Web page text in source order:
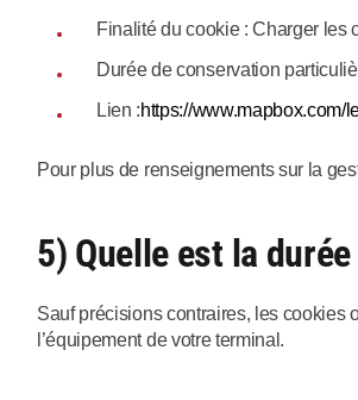
Finalité du cookie : Charger les
Durée de conservation
Lien :https://www.mapbox.com/
Pour plus de renseignements sur la
5) Quelle est la
Sauf précisions contraires, les cookies
l’équipement de votre terminal.